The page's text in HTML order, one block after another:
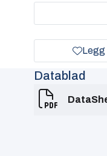
Legg
Datablad